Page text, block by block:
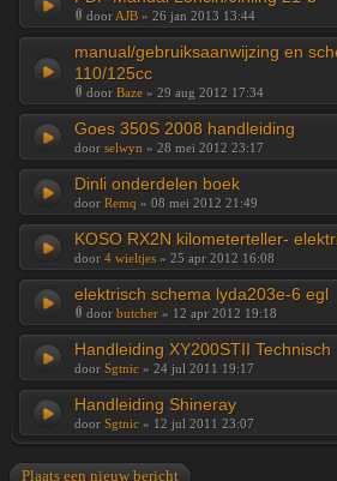
door AJB » 26 jan 2013 13:44
manual/gebruiksaanwijzing en
110/125cc
door Baze » 29 aug 2012 17:34
Goes 350S 2008 handleiding
door selwyn » 28 mei 2012 23:17
Dinli onderdelen boek
door Remq » 08 mei 2012 21:49
KOSO RX2N kilometerteller-
door 4 wieltjes » 25 apr 2012 16:08
elektrisch schema lyda203e-6 egl
door butcher » 12 apr 2012 19:18
Handleiding XY200STII Technisch
door Sgtnic » 24 jul 2011 19:17
Handleiding Shineray
door Sgtnic » 12 jul 2011 23:07
Plaats een nieuw bericht